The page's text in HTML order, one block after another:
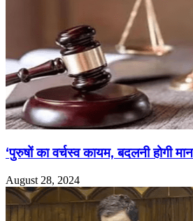
‘पुरुषों का वर्चस्व कायम, बदलनी होगी
August 28, 2024